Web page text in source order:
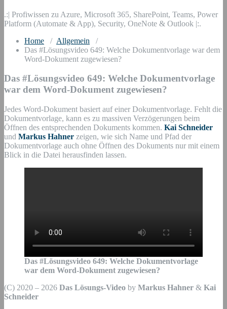
.:| Profiwissen zu Azure, Microsoft 365, SharePoint, Teams, Power
Platform (Automate & App), Security, OneNote & Outlook |:.
Home / Allgemein /
Das #Lösungsvideo 649: Welche Dokumentvorlage war dem
Word-Dokument zugewiesen?
Das #Lösungsvideo 649: Welche Dokumentvorlage
war dem Word-Dokument zugewiesen?
Jedes Word-Dokument basiert auf einer Dokumentvorlage. Fehlt die
Dokumentvorlage, kann es zu massiven Verzögerungen beim
Öffnen des entsprechenden Dokuments kommen. Kai Schneider
und Markus Hahner zeigen, wie sich Name und Pfad der
Dokumentvorlage auch ohne Öffnen des Dokuments nur mit einem
Blick in die Datei herausfinden lassen.
Das #Lösungsvideo 649: Welche Dokumentvorlage
war dem Word-Dokument zugewiesen?
(C) 2020 – 2026 Das Lösungs-Video by Markus Hahner & Kai
Schneider